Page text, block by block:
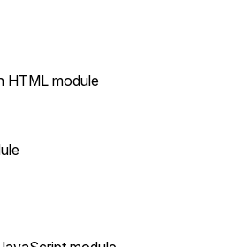
HTML module